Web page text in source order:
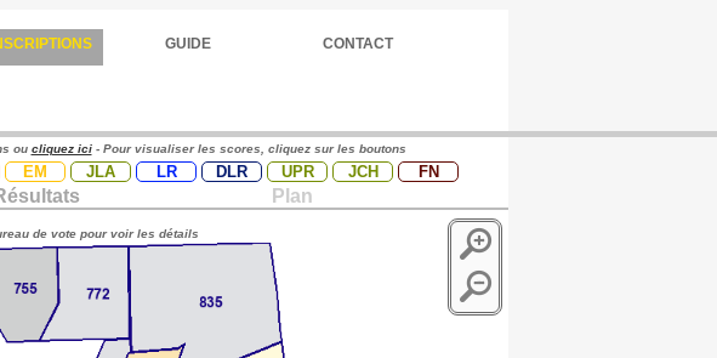
GUIDE CONTACT
ou cliquez ici- Pour visualiser les scores, cliquez sur les boutons
EM JLA LR DLR UPR JCH FN
Plan
de vote pour voir les détails